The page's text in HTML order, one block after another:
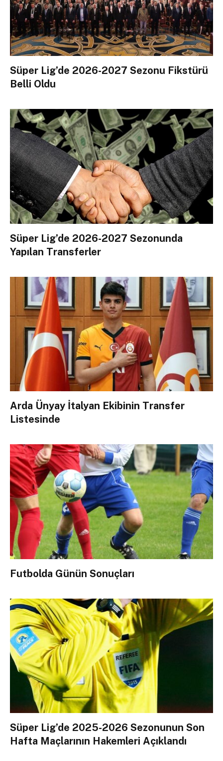
Süper Lig’de 2026-2027 Sezonu Fikstürü
Belli Oldu
Süper Lig’de 2026-2027 Sezonunda
Yapılan Transferler
Arda Ünyay İtalyan Ekibinin Transfer
Listesinde
Futbolda Günün Sonuçları
Süper Lig’de 2025-2026 Sezonunun Son
Hafta Maçlarının Hakemleri Açıklandı